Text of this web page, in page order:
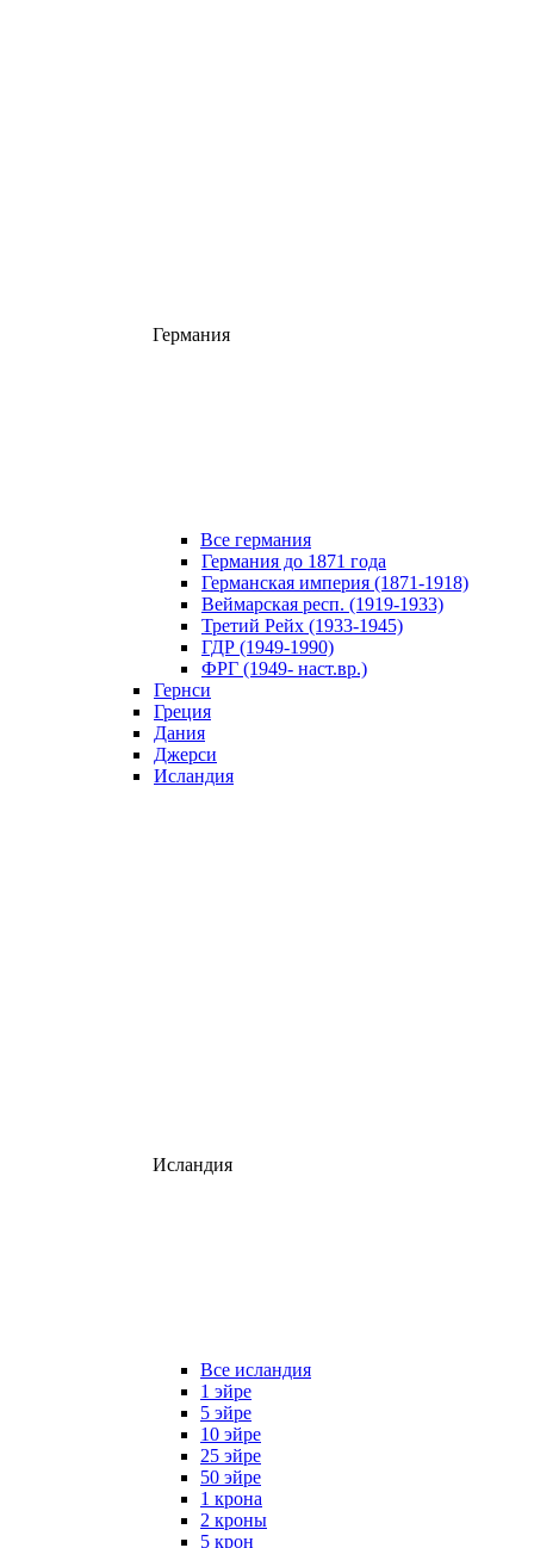
Германия
Все германия
Германия до 1871 года
Германская империя (1871-1918)
Веймарская респ. (1919-1933)
Третий Рейх (1933-1945)
ГДР (1949-1990)
ФРГ (1949- наст.вр.)
Гернси
Греция
Дания
Джерси
Исландия
Исландия
Все исландия
1 эйре
5 эйре
10 эйре
25 эйре
50 эйре
1 крона
2 кроны
5 крон